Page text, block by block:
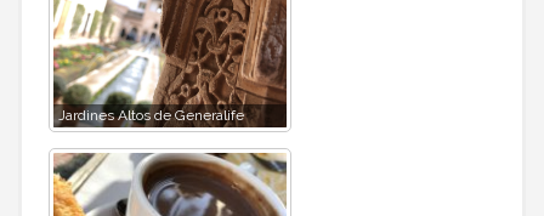
Jardines Altos de Generalife